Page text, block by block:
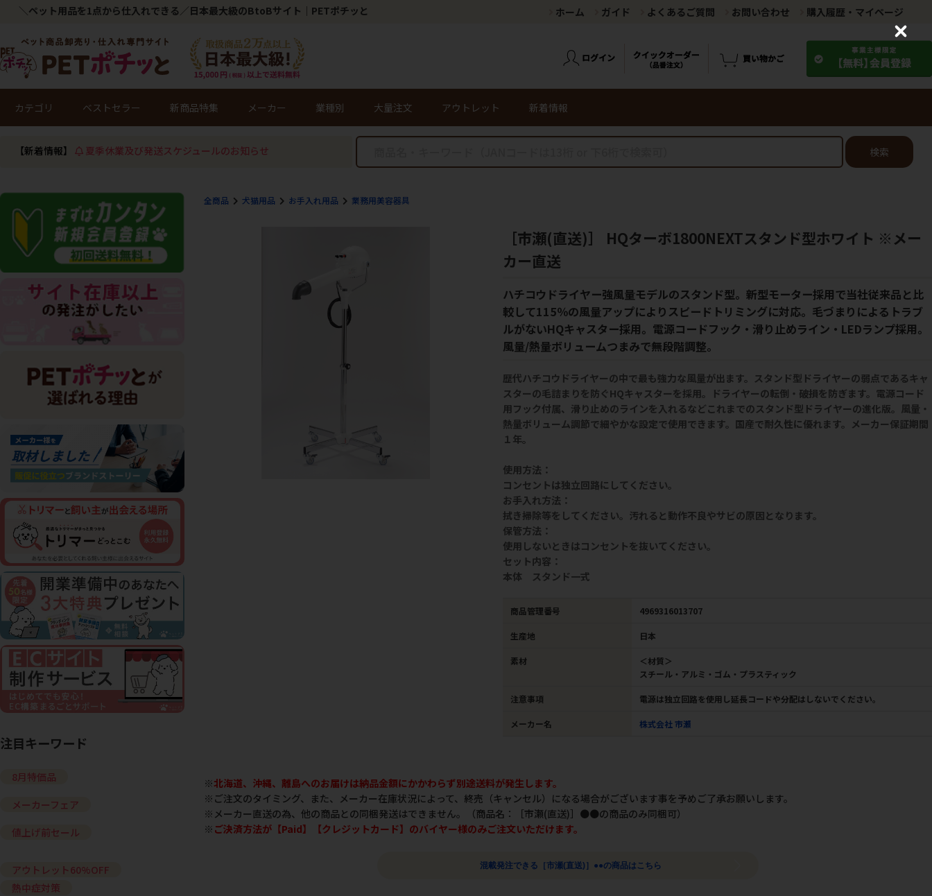
＼ペット用品を1点から仕入れできる／日本最大級のBtoBサイト｜PETポチッと ホーム ガイド よくあるご質問 お問い合わせ 購入履歴・マイページ
カテゴリ ベストセラー 新商品特集 メーカー 業種別 大量注文 アウトレット 新着情報
【新着情報】 夏季休業及び発送スケジュールのお知らせ 検索
全商品 犬猫用品 お手入れ用品 業務用美容器具
［市瀬(直送)］ HQターボ1800NEXTスタンド型ホワイト ※メー
カー直送
ハチコウドライヤー強風量モデルのスタンド型。新型モーター採用で当社従来品と比
較して115％の風量アップによりスピードトリミングに対応。毛づまりによるトラブ
ルがないHQキャスター採用。電源コードフック・滑り止めライン・LEDランプ採用。
風量/熱量ボリュームつまみで無段階調整。
歴代ハチコウドライヤーの中で最も強力な風量が出ます。スタンド型ドライヤーの弱点であるキャ
スターの毛詰まりを防ぐHQキャスターを採用。ドライヤーの転倒・破損を防ぎます。電源コード
用フック付属、滑り止めのラインを入れるなどこれまでのスタンド型ドライヤーの進化版。風量・
熱量ボリューム調節で細やかな設定で使用できます。国産で耐久性に優れます。メーカー保証期間
１年。
使用方法：
コンセントは独立回路にしてください。
お手入れ方法：
拭き掃除等をしてください。汚れると動作不良やサビの原因となります。
保管方法：
使用しないときはコンセントを抜いてください。
セット内容：
本体 スタンド一式
商品管理番号 4969316013707
生産地 日本
素材
＜材質＞
スチール・アルミ・ゴム・プラスティック
注意事項 電源は独立回路を使用し延長コードや分配はしないでください。
メーカー名 株式会社 市瀬
※北海道、沖縄、離島へのお届けは納品金額にかかわらず別途送料が発生します。
※ご注文のタイミング、また、メーカー在庫状況によって、終売（キャンセル）になる場合がございます事を予めご了承お願いします。
※メーカー直送の為、他の商品との同梱発送はできません。（商品名：［市瀬(直送)］●●の商品のみ同梱可）
※ ご決済方法が【Paid】【クレジットカード】のバイヤー様のみご注文いただけます。
混載発注できる［市瀬(直送)］●●の商品はこちら
注目キーワード
8月特価品
メーカーフェア
値上げ前セール
アウトレット60%OFF
熱中症対策
C
o
s
e